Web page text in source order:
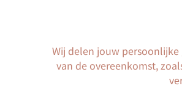
Wij delen jouw
van de overeenkomst,